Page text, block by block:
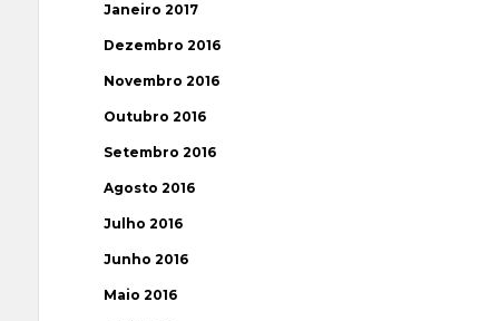
Janeiro 2017
Dezembro 2016
Novembro 2016
Outubro 2016
Setembro 2016
Agosto 2016
Julho 2016
Junho 2016
Maio 2016